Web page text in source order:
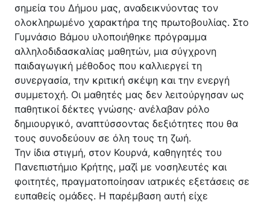
σημεία του Δήμου μας, αναδεικνύοντας τον
ολοκληρωμένο χαρακτήρα της πρωτοβουλίας. Στο
Γυμνάσιο Βάμου υλοποιήθηκε πρόγραμμα
αλληλοδιδασκαλίας μαθητών, μια σύγχρονη
παιδαγωγική μέθοδος που καλλιεργεί τη
συνεργασία, την κριτική σκέψη και την ενεργή
συμμετοχή. Οι μαθητές μας δεν λειτούργησαν ως
παθητικοί δέκτες γνώσης· ανέλαβαν ρόλο
δημιουργικό, αναπτύσσοντας δεξιότητες που θα
τους συνοδεύουν σε όλη τους τη ζωή.
Την ίδια στιγμή, στον Κουρνά, καθηγητές του
Πανεπιστήμιο Κρήτης, μαζί με νοσηλευτές και
φοιτητές, πραγματοποίησαν ιατρικές εξετάσεις σε
ευπαθείς ομάδες. Η παρέμβαση αυτή είχε